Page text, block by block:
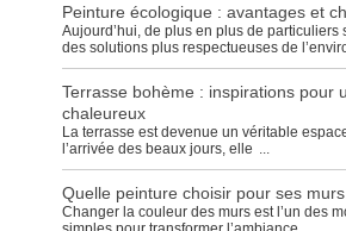
Peinture écologique : avantages et
Aujourd’hui, de plus en plus de particuliers
des solutions plus respectueuses de
Terrasse bohème : inspirations pour
chaleureux
La terrasse est devenue un véritable
l’arrivée des beaux jours, elle
Quelle peinture choisir pour ses
Changer la couleur des murs est l’un des